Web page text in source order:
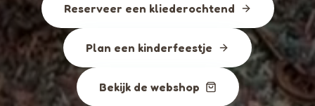
Reserveer een kliederochtend
Plan een kinderfeestje
Bekijk de webshop